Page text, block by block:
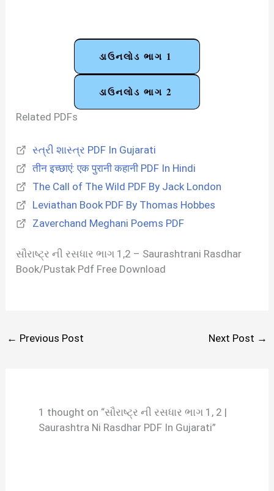
ડાઉનલોડ ભાગ 1
ડાઉનલોડ ભાગ 2
Related PDFs
સ્ત્રી શાસ્ત્ર PDF In Gujarati
तीन इच्छाएं: एक पुरानी कहानी PDF In Hindi
The Call of The Wild PDF By Jack London
Leviathan Book PDF By Thomas Hobbes
Zaverchand Meghani Poems PDF
સૌરાષ્ટ્ર ની રસધાર ભાગ 1,2 – Saurashtrani Rasdhar
Book/Pustak Pdf Free Download
← Previous Post Next Post →
1 thought on “સૌરાષ્ટ્ર ની રસધાર ભાગ 1, 2 |
Saurashtra Ni Rasdhar PDF In Gujarati”